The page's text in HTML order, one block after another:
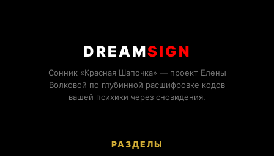
DREAMSIGN
Сонник «Красная Шапочка» — проект Елены
Волковой по глубинной расшифровке кодов
вашей психики через сновидения.
РАЗДЕЛЫ